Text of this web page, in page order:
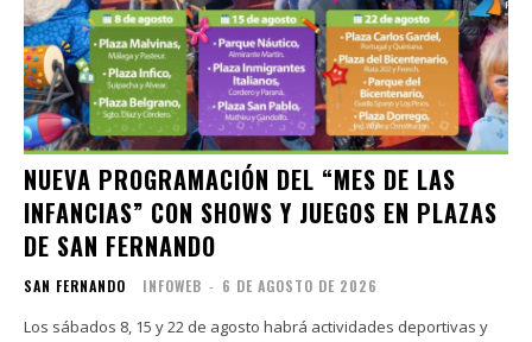
NUEVA PROGRAMACIÓN DEL “MES DE LAS
INFANCIAS” CON SHOWS Y JUEGOS EN PLAZAS
DE SAN FERNANDO
SAN FERNANDO INFOWEB - 6 DE AGOSTO DE 2026
Los sábados 8, 15 y 22 de agosto habrá actividades deportivas y